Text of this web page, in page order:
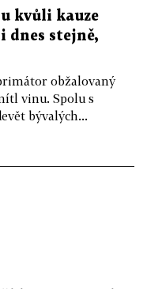
kvůli kauze
dnes stejně,
obžalovaný
vinu. Spolu s
bývalých...